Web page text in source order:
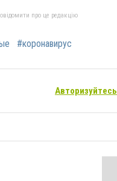
про це редакцію
#коронавирус
Авторизуйтесь